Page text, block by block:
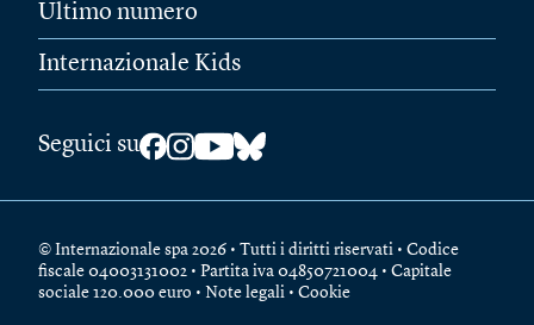
Ultimo numero
Internazionale Kids
Seguici su
© Internazionale spa 2026 • Tutti i diritti riservati • Codice
fiscale 04003131002 • Partita iva 04850721004 • Capitale
sociale 120.000 euro • Note legali • Cookie